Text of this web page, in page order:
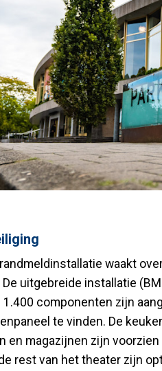
waakt
De uitgebreide installatie
1.400 componenten zijn
te vinden. De
en magazijnen zijn
rest van het theater zijn